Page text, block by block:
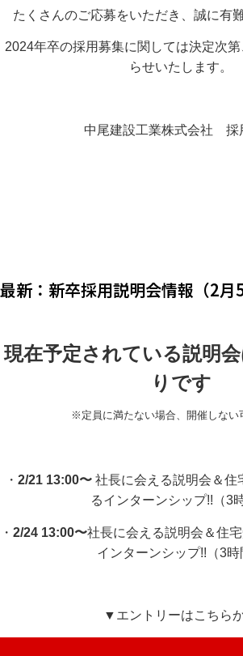
たくさんのご応募をいただき、誠に有
2024年卒の採用募集に関しては決定次
らせいたします。
中尾建設工業株式会社 採
最新：新卒採用説明会情報（2月5
現在予定されている説明
りです
※定員に満たない場合、開催しない
・ 2/21 13:00〜 社長に会える説明会＆住
るインターンシップ!!（3時
・ 2/24 13:00〜社長に会える説明会＆住
インターンシップ!!（3時
▼エントリーはこちら